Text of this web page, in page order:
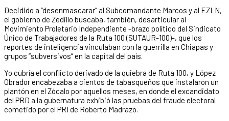
Decidido a “desenmascarar” al Subcomandante Marcos y al EZLN,
el gobierno de Zedillo buscaba, también, desarticular al
Movimiento Proletario Independiente -brazo político del Sindicato
Único de Trabajadores de la Ruta 100 (SUTAUR-100)-, que los
reportes de inteligencia vinculaban con la guerrilla en Chiapas y
grupos “subversivos” en la capital del país.
Yo cubría el conflicto derivado de la quiebra de Ruta 100, y López
Obrador encabezaba a cientos de tabasqueños que instalaron un
plantón en el Zócalo por aquellos meses, en donde el excandidato
del PRD a la gubernatura exhibió las pruebas del fraude electoral
cometido por el PRI de Roberto Madrazo.